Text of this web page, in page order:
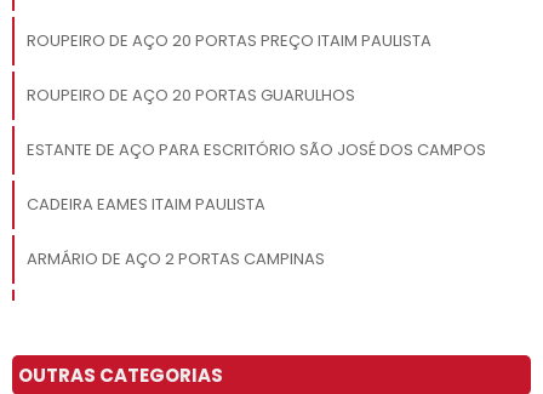
ROUPEIRO DE AÇO 20 PORTAS PREÇO ITAIM PAULISTA
ROUPEIRO DE AÇO 20 PORTAS GUARULHOS
ESTANTE DE AÇO PARA ESCRITÓRIO SÃO JOSÉ DOS CAMPOS
CADEIRA EAMES ITAIM PAULISTA
ARMÁRIO DE AÇO 2 PORTAS CAMPINAS
COMPRAR ESTANTE DE AÇO SACOMÃ
OUTRAS CATEGORIAS